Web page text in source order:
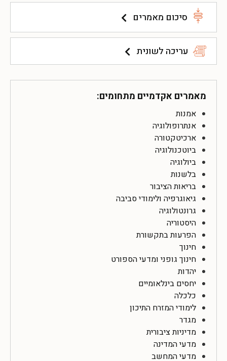
סיכום מאמרים
עריכה לשונית
מאמרים אקדמיים מתחומים:
אמנות
אנתרופולוגיה
ארכיטקטורה
ביוטכנולוגיה
ביולוגיה
בלשנות
בריאות הציבור
גיאוגרפיה ולימודי סביבה
גרונטולוגיה
היסטוריה
הפרעות בתקשורת
חינוך
חינוך גופני ומדעי הספורט
יהדות
יחסים בינלאומיים
כלכלה
לימודי המזרח התיכון
מגדר
מדיניות ציבורית
מדעי המדינה
מדעי המחשב